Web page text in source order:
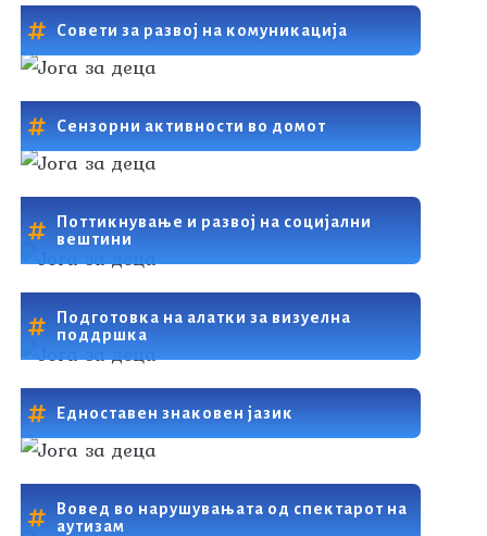
Совети за развој на комуникација
Сензорни активности во домот
Поттикнување и развој на социјални
вештини
Подготовка на алатки за визуелна
поддршка
Едноставен знаковен јазик
Вовед во нарушувањата од спектарот на
аутизам